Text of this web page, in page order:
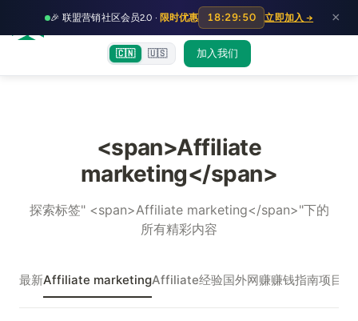
🎉 联盟营销社区会员2.0 · 限时优惠 18:29:50 立即加入 → ×
富裕者联盟 首页文章训练营
HOT
出海教程 认知偏差指南社群交流
🇨🇳 🇺🇸 加入我们
<span>Affiliate
marketing</span>
探索标签" <span>Affiliate marketing</span>"下的
所有精彩内容
最新Affiliate marketingAffiliate经验国外网赚赚钱指南项目实